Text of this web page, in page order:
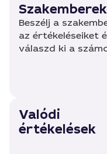
Beszélj a
az értékeléseiket
válaszd ki a
Valódi
értékelések